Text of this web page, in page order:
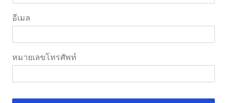
อีเมล
หมายเลขโทรศัพท์